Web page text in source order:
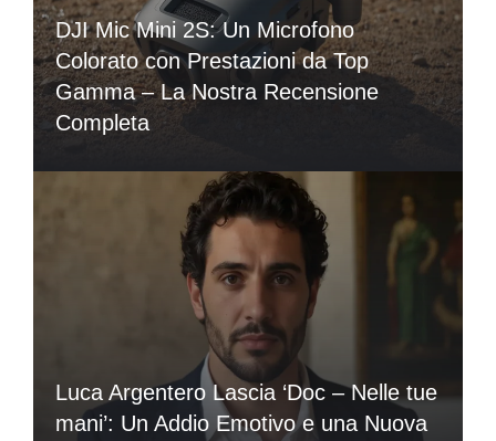
DJI Mic Mini 2S: Un Microfono
Colorato con Prestazioni da Top
Gamma – La Nostra Recensione
Completa
Luca Argentero Lascia ‘Doc – Nelle tue
mani’: Un Addio Emotivo e una Nuova